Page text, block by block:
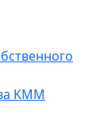
KMM